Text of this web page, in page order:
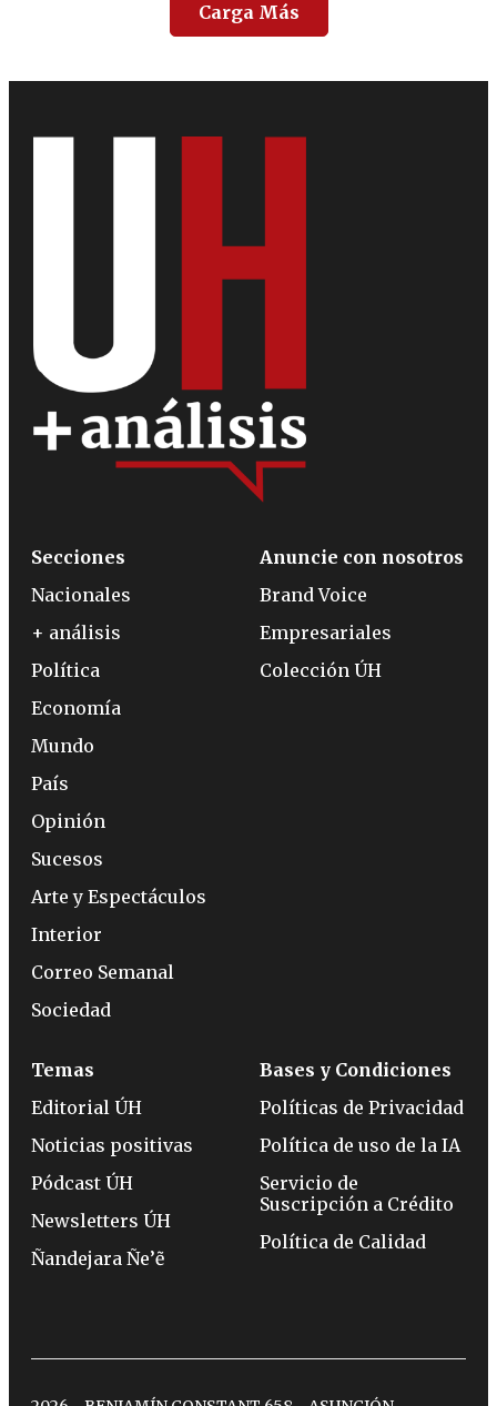
Carga Más
Secciones
Nacionales
+ análisis
Política
Economía
Mundo
País
Opinión
Sucesos
Arte y Espectáculos
Interior
Correo Semanal
Sociedad
Anuncie con nosotros
Brand Voice
Empresariales
Colección ÚH
Temas
Editorial ÚH
Noticias positivas
Pódcast ÚH
Newsletters ÚH
Ñandejara Ñe’ẽ
Bases y Condiciones
Políticas de Privacidad
Política de uso de la IA
Servicio de
Suscripción a Crédito
Política de Calidad